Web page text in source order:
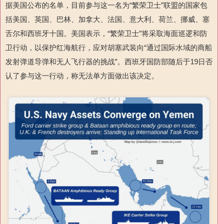
据美国公布的名单，目前参与这一名为“繁荣卫士”联盟的国家包
括美国、英国、巴林、加拿大、法国、意大利、荷兰、挪威、塞
舌尔和西班牙十国。美国表示，“繁荣卫士”将采取海面巡逻和防
卫行动，以保护红海航行，应对胡塞武装向“通过国际水域的商船
发射弹道导弹和无人飞行器的挑战”。西班牙国防部随后于19日否
认了参与这一行动，称无法单方面做出该决定。